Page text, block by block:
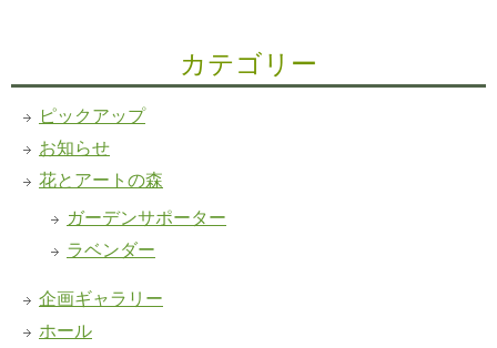
カテゴリー
ピックアップ
お知らせ
花とアートの森
ガーデンサポーター
ラベンダー
企画ギャラリー
ホール